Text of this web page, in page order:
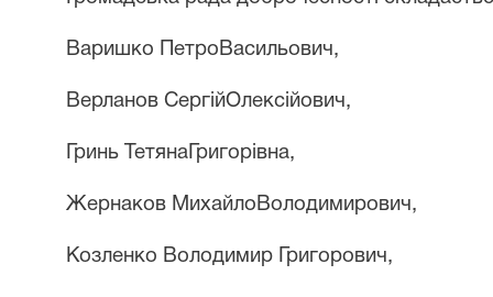
Варишко ПетроВасильович,
Верланов СергійОлексійович,
Гринь ТетянаГригорівна,
Жернаков МихайлоВолодимирович,
Козленко Володимир Григорович,